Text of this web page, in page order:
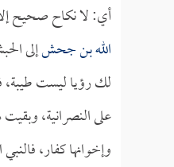
أي: لا نكاح صحيح
الله بن جحشإلى
لك رؤيا ليست طيبة،
على النصرانية،
وإخوانها كفار،